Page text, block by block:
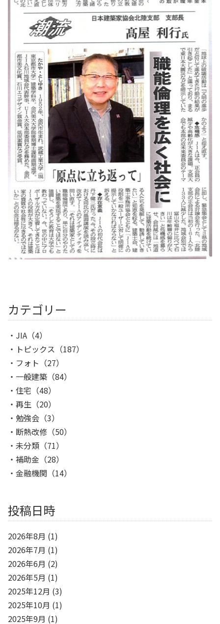
カテゴリー
JIA （4）
トピックス （187）
フォト （27）
一般建築 （84）
住宅 （48）
再生 （20）
勉強会 （3）
断熱改修 （50）
未分類 （71）
補助金 （28）
金融機関 （14）
投稿日時
2026年8月 (1)
2026年7月 (1)
2026年6月 (2)
2026年5月 (1)
2025年12月 (3)
2025年10月 (1)
2025年9月 (1)